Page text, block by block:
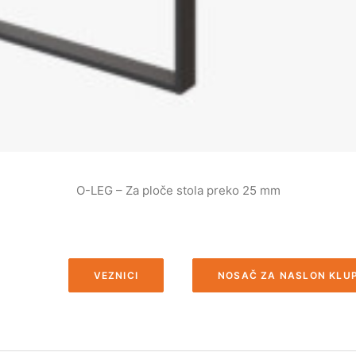
O-LEG – Za ploče stola preko 12 mm (videti
VEZNICI NOSAČ ZA NASLON